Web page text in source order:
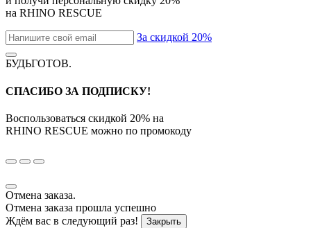
на RHINO RESCUE
За скидкой 20%
БУДЬГОТОВ.
СПАСИБО ЗА ПОДПИСКУ!
Воспользоваться скидкой 20% на
RHINO RESCUE можно по промокоду
Отмена заказа.
Отмена заказа прошла успешно
Ждём вас в следующий раз!
Закрыть